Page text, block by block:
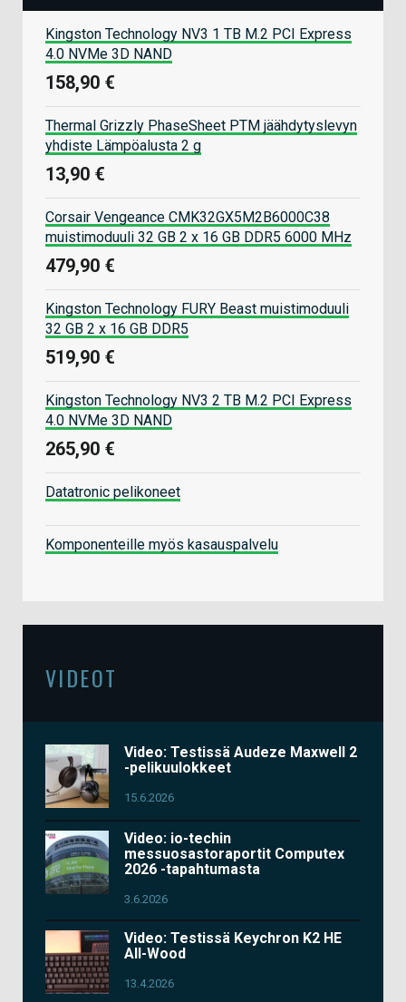
Kingston Technology NV3 1 TB M.2 PCI Express
4.0 NVMe 3D NAND
158,90 €
Thermal Grizzly PhaseSheet PTM jäähdytyslevyn
yhdiste Lämpöalusta 2 g
13,90 €
Corsair Vengeance CMK32GX5M2B6000C38
muistimoduuli 32 GB 2 x 16 GB DDR5 6000 MHz
479,90 €
Kingston Technology FURY Beast muistimoduuli
32 GB 2 x 16 GB DDR5
519,90 €
Kingston Technology NV3 2 TB M.2 PCI Express
4.0 NVMe 3D NAND
265,90 €
Datatronic pelikoneet
Komponenteille myös kasauspalvelu
VIDEOT
Video: Testissä Audeze Maxwell 2
-pelikuulokkeet
15.6.2026
Video: io-techin
messuosastoraportit Computex
2026 -tapahtumasta
3.6.2026
Video: Testissä Keychron K2 HE
All-Wood
13.4.2026